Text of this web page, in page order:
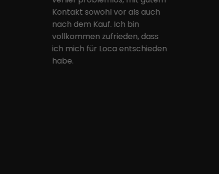
Kontakt sowohl vor als auch
nach dem Kauf. Ich bin
vollkommen zufrieden, dass
ich mich für Loca entschieden
habe.